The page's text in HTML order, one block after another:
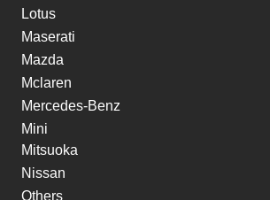
Lotus
Maserati
Mazda
Mclaren
Mercedes-Benz
Mini
Mitsuoka
Nissan
Others